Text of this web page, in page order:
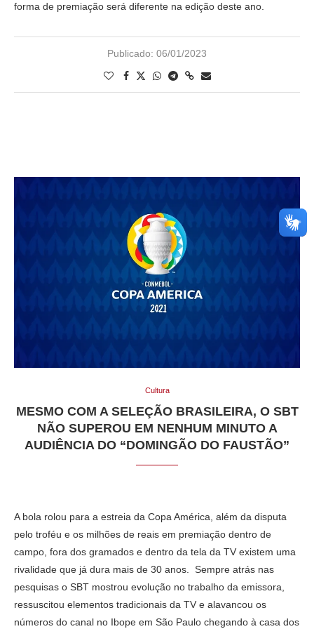
forma de premiação será diferente na edição deste ano.
Publicado: 06/01/2023
Cultura
MESMO COM A SELEÇÃO BRASILEIRA, O SBT
NÃO SUPEROU EM NENHUM MINUTO A
AUDIÊNCIA DO “DOMINGÃO DO FAUSTÃO”
A bola rolou para a estreia da Copa América, além da disputa
pelo troféu e os milhões de reais em premiação dentro de
campo, fora dos gramados e dentro da tela da TV existem uma
rivalidade que já dura mais de 30 anos. Sempre atrás nas
pesquisas o SBT mostrou evolução no trabalho da emissora,
ressuscitou elementos tradicionais da TV e alavancou os
números do canal no Ibope em São Paulo chegando à casa dos